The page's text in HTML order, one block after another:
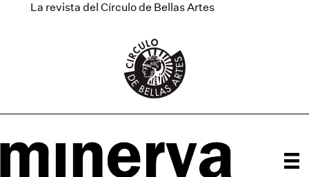
La revista del Círculo de Bellas Artes